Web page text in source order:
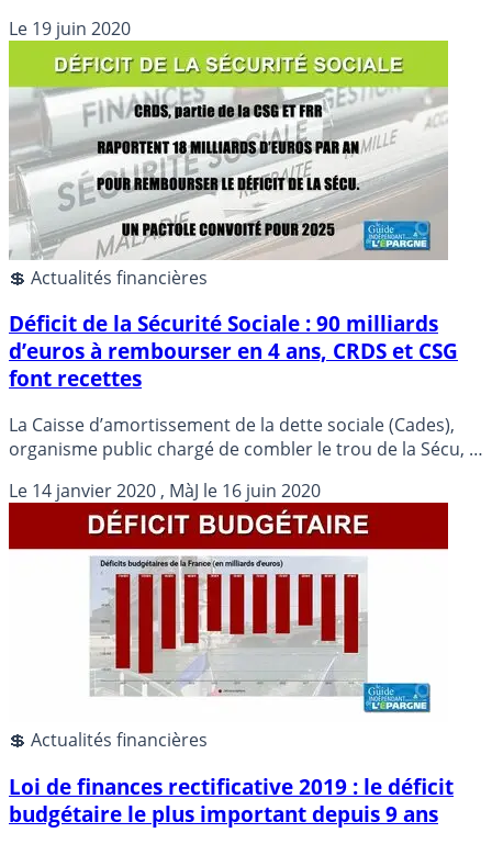
définitifs publiés vendredi par la Drees, le service de
statistiques des ministères sociaux.
Le 19 juin 2020
💲 Actualités financières
Déficit de la Sécurité Sociale : 90 milliards
d’euros à rembourser en 4 ans, CRDS et CSG
font recettes
La Caisse d’amortissement de la dette sociale (Cades),
organisme public chargé de combler le trou de la Sécu, a
ses objectifs, et prévoit un apurement total des 89,3
milliards restants au cours du deuxième semestre 2024.
Le 14 janvier 2020 , MàJ le 16 juin 2020
💲 Actualités financières
Loi de finances rectificative 2019 : le déficit
budgétaire le plus important depuis 9 ans